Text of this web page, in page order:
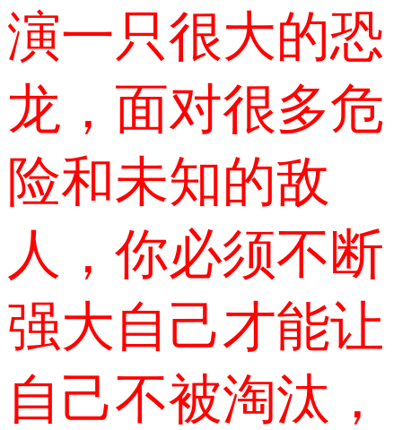
演一只很大的恐
龙，面对很多危
险和未知的敌
人，你必须不断
强大自己才能让
自己不被淘汰，